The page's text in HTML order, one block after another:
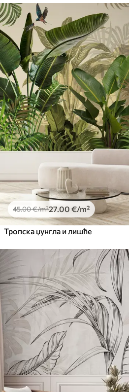
Доступни материјали
Standard
45.0027.00€/m²
Premium
56.6734.00€ /m²
Premium Vinil
Peel and Stick
81 .67 49.00€/m²
45.00€/m²27 .00 €/m²
Тропска џунгла и лишће